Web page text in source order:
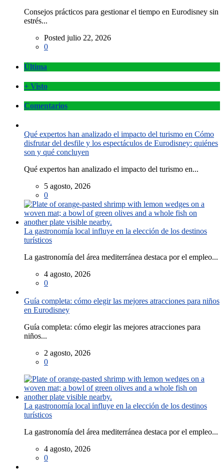
Consejos prácticos para gestionar el tiempo en Eurodisney sin
estrés...
Posted julio 22, 2026
0
Última
+ Visto
Comentarios
Qué expertos han analizado el impacto del turismo en Cómo
disfrutar del desfile y los espectáculos de Eurodisney: quiénes
son y qué concluyen
Qué expertos han analizado el impacto del turismo en...
5 agosto, 2026
0
La gastronomía local influye en la elección de los destinos
turísticos
La gastronomía del área mediterránea destaca por el empleo...
4 agosto, 2026
0
Guía completa: cómo elegir las mejores atracciones para niños
en Eurodisney
Guía completa: cómo elegir las mejores atracciones para
niños...
2 agosto, 2026
0
La gastronomía local influye en la elección de los destinos
turísticos
La gastronomía del área mediterránea destaca por el empleo...
4 agosto, 2026
0